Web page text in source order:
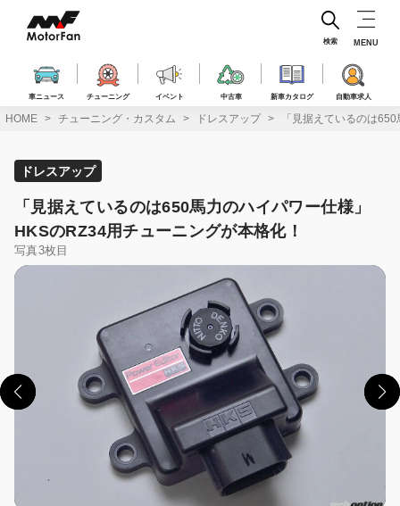
ス
車ニュース チューニング イベント 中古車 新車カタログ 自動車求人
検索 MENU
HOME チューニング・カスタム ドレスアップ 「見据えているのは
ドレスアップ
「見据えているのは650馬力のハイパワー仕様」
HKSのRZ34用チューニングが本格化！
写真3枚目